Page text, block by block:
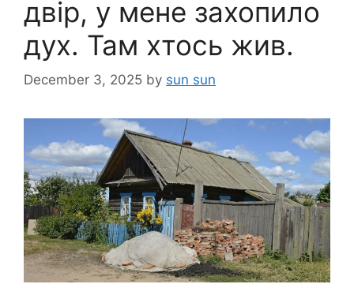
двір, у мене захопило
дух. Там хтось жив.
December 3, 2025 by sun sun